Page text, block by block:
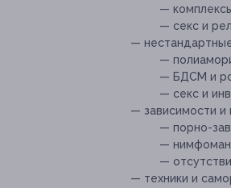
—
— секс и
—
—
— БДСМ и
— секс и
— зависимости и
— порно-
—
—
— техники и